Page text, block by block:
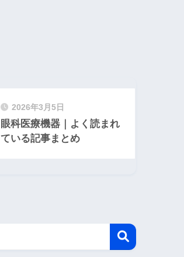
2026年3月5日
眼科医療機器｜よく読まれ
ている記事まとめ